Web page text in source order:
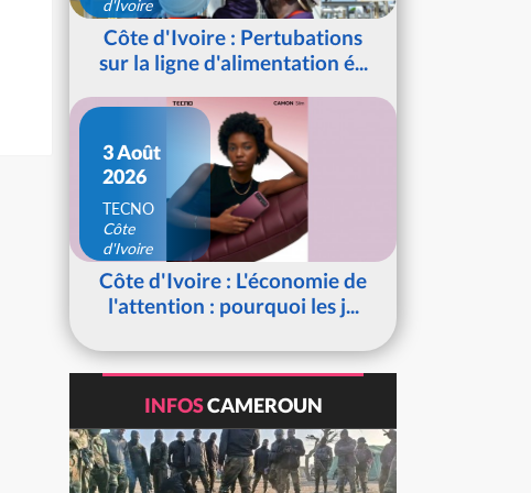
d'Ivoire
Côte d'Ivoire : Pertubations
sur la ligne d'alimentation é...
3 Août
2026
TECNO
Côte
d'Ivoire
Côte d'Ivoire : L'économie de
l'attention : pourquoi les j...
INFOSCAMEROUN